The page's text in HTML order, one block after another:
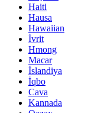
Haiti
Hausa
Hawaiian
İvrit
Hmong
Macar
İslandiya
İqbo
Cava
Kannada